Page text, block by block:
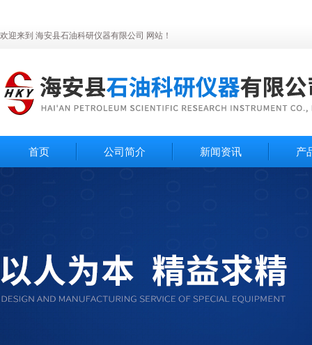
欢迎来到 海安县石油科研仪器有限公司 网站！
首页 公司简介 新闻资讯 产